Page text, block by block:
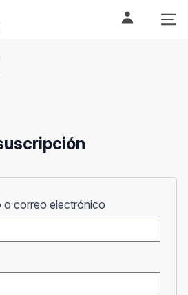
o correo electrónico